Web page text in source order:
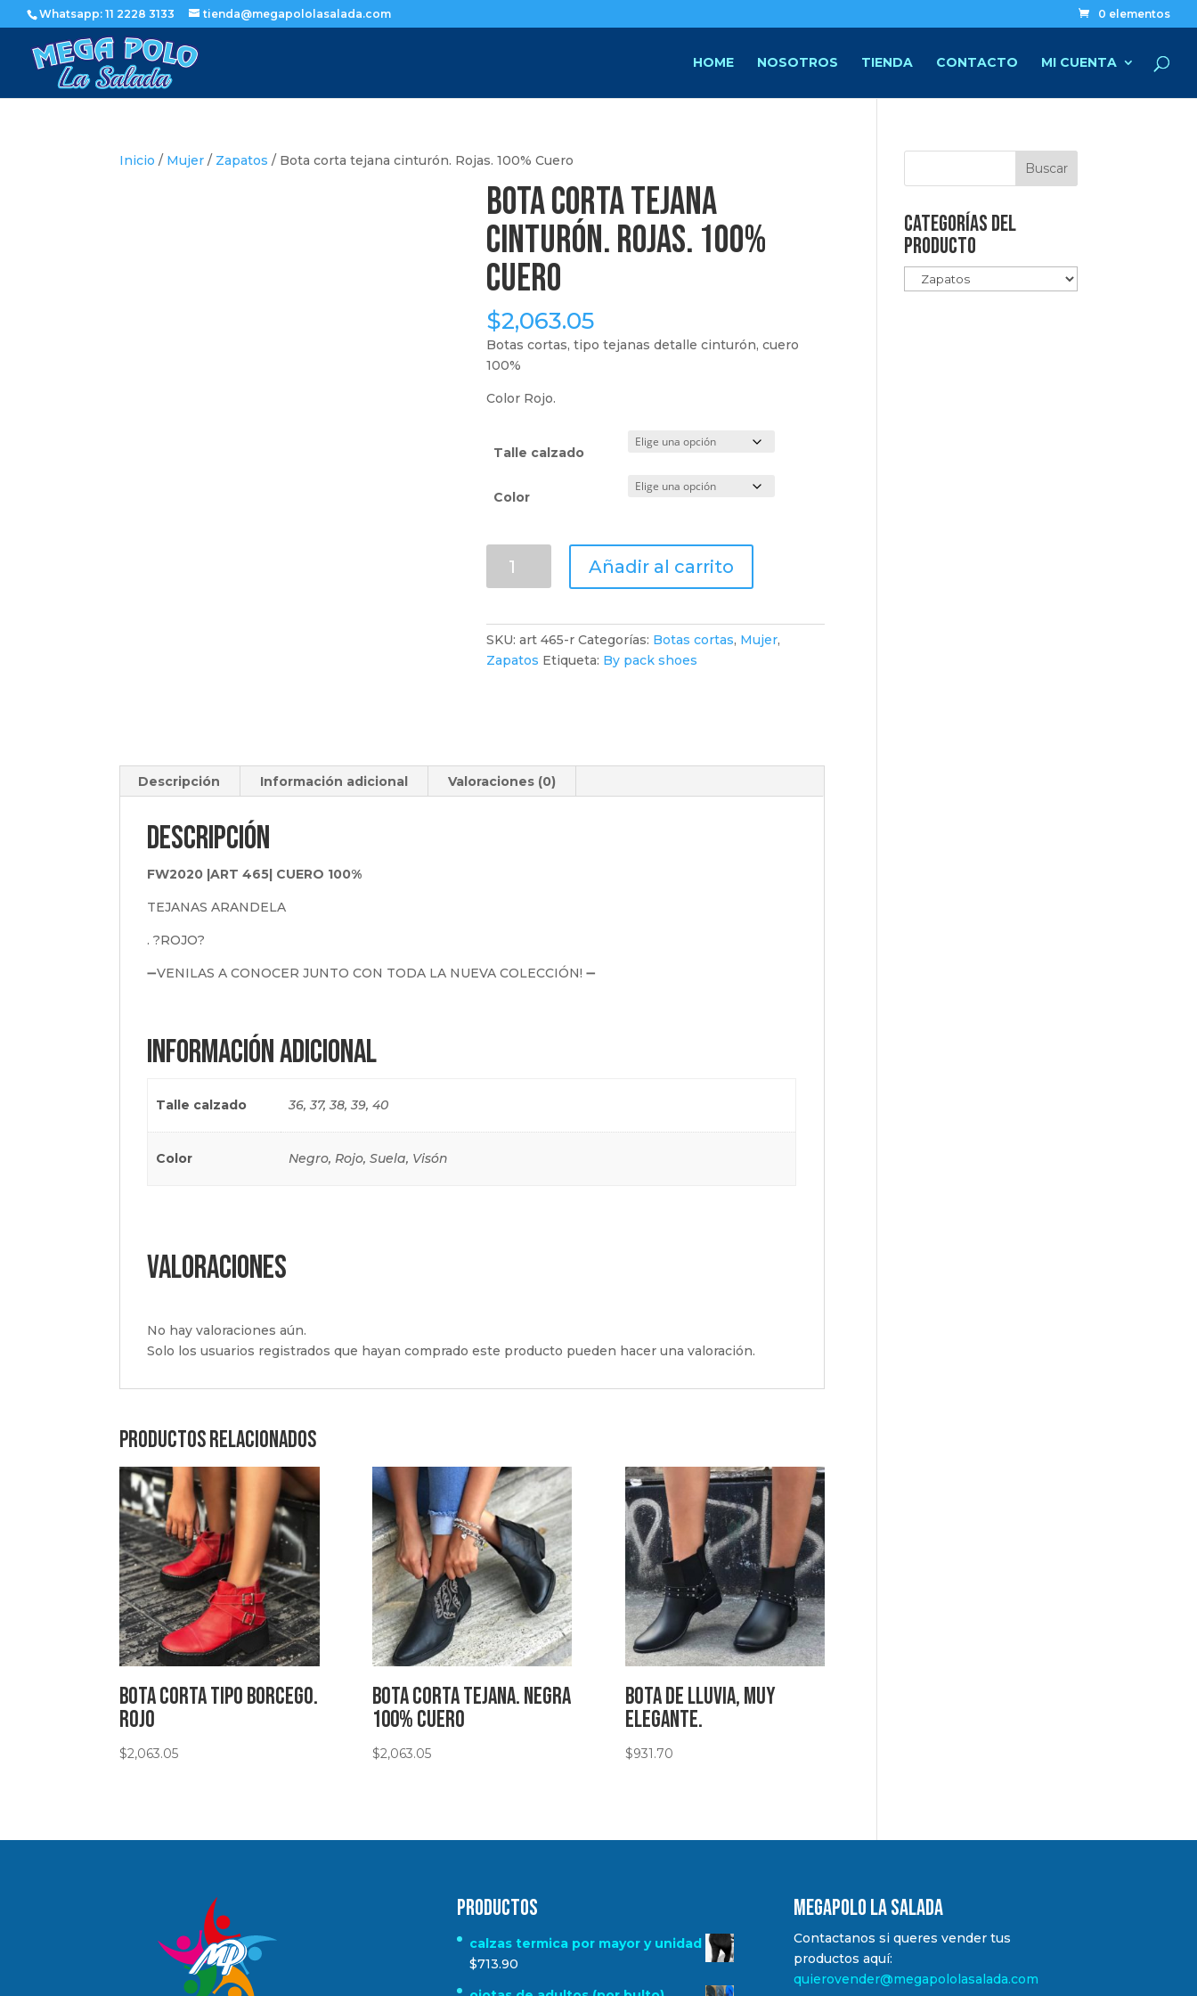
Whatsapp: 11 2228 3133 tienda@megapololasalada.com 0 elementos
HOME NOSOTROS TIENDA CONTACTO MI CUENTA
Inicio / Mujer / Zapatos / Bota corta tejana cinturón. Rojas. 100% Cuero
Bota corta tejana
cinturón. Rojas. 100%
Cuero
$2,063.05
Botas cortas, tipo tejanas detalle cinturón, cuero
100%
Color Rojo.
Talle calzado
Color
corta
Rojas.
100%
Añadir al carrito
SKU:art 465-r Categorías: Botas cortas, Mujer,
Zapatos Etiqueta: By pack shoes
Descripción Información adicional Valoraciones (0)
Descripción
FW2020 |ART 465| CUERO 100%
TEJANAS ARANDELA
. ?ROJO?
➖VENILAS A CONOCER JUNTO CON TODA LA NUEVA COLECCIÓN! ➖
Información adicional
Talle calzado 36, 37, 38, 39, 40
Color Negro, Rojo, Suela, Visón
Valoraciones
No hay valoraciones aún.
Solo los usuarios registrados que hayan comprado este producto pueden hacer una valoración.
Productos relacionados
Bota corta tipo Borcego.
Rojo
$2,063.05
Bota corta tejana. Negra
100% Cuero
$2,063.05
Bota de lluvia, muy
elegante.
$931.70
Categorías del
producto
Productos
calzas termica por mayor y unidad
$713.90
MEGAPOLO LA SALADA
Contactanos si queres vender tus
productos aquí:
quierovender@megapololasalada.com